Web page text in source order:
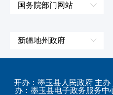
国务院部门网站
国防部
教育部
新疆地州政府
伊犁哈萨克自治州
阿勒泰地区
开办：墨玉县人民政府 主
办：墨玉县电子政务服务中